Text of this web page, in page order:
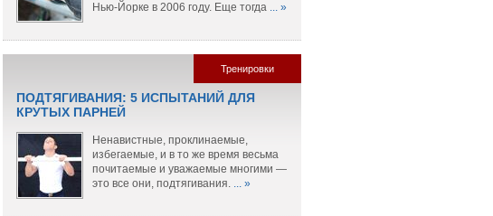
Нью-Йорке в 2006 году. Еще тогда ... »
Тренировки
ПОДТЯГИВАНИЯ: 5 ИСПЫТАНИЙ ДЛЯ
КРУТЫХ ПАРНЕЙ
Ненавистные, проклинаемые,
избегаемые, и в то же время весьма
почитаемые и уважаемые многими —
это все они, подтягивания. ... »